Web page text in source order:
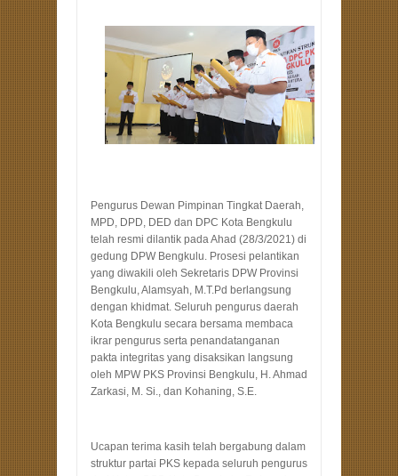
Pengurus Dewan Pimpinan Tingkat Daerah,
MPD, DPD, DED dan DPC Kota Bengkulu
telah resmi dilantik pada Ahad (28/3/2021) di
gedung DPW Bengkulu. Prosesi pelantikan
yang diwakili oleh Sekretaris DPW Provinsi
Bengkulu, Alamsyah, M.T.Pd berlangsung
dengan khidmat. Seluruh pengurus daerah
Kota Bengkulu secara bersama membaca
ikrar pengurus serta penandatanganan
pakta integritas yang disaksikan langsung
oleh MPW PKS Provinsi Bengkulu, H. Ahmad
Zarkasi, M. Si., dan Kohaning, S.E.
Ucapan terima kasih telah bergabung dalam
struktur partai PKS kepada seluruh pengurus